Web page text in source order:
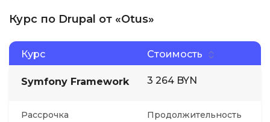
Курс по Drupal от «Otus»
Курс Стоимость
Symfony Framework 3 264 BYN
Рассрочка Продолжительность